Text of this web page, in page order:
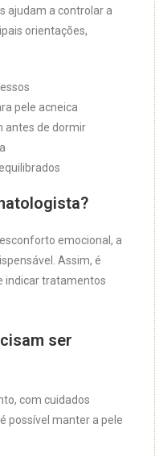
ajudam a controlar a
orientações,
pele acneica
antes de dormir
emocional, a
Assim, é
indicar tratamentos
ser
com cuidados
possível manter a pele